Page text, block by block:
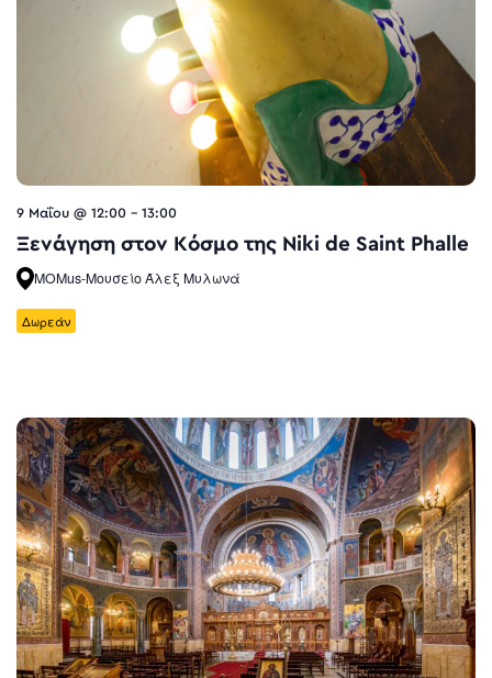
9 Μαΐου @ 12:00 - 13:00
Ξενάγηση στον Κόσμο της Niki de Saint Phalle
MOMus-Μουσείο Άλεξ Μυλωνά
Δωρεάν